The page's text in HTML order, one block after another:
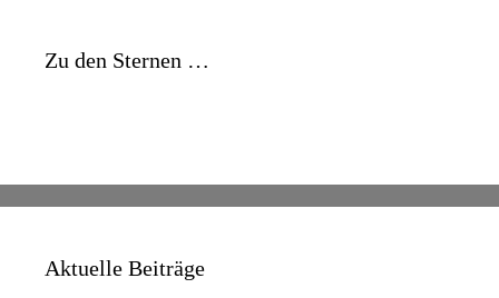
Zu den Sternen …
Aktuelle Beiträge